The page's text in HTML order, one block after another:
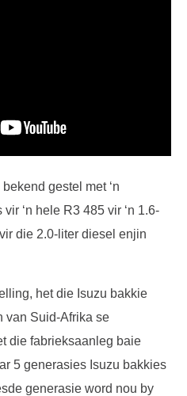
gestel met ‘n
‘n hele R3 485 vir ‘n 1.6-
die 2.0-liter diesel enjin
het die Isuzu bakkie
van Suid-Afrika se
die fabrieksaanleg baie
5 generasies Isuzu bakkies
generasie word nou by